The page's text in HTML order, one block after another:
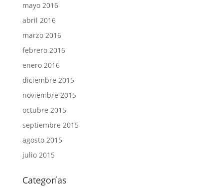
mayo 2016
abril 2016
marzo 2016
febrero 2016
enero 2016
diciembre 2015
noviembre 2015
octubre 2015
septiembre 2015
agosto 2015
julio 2015
Categorías